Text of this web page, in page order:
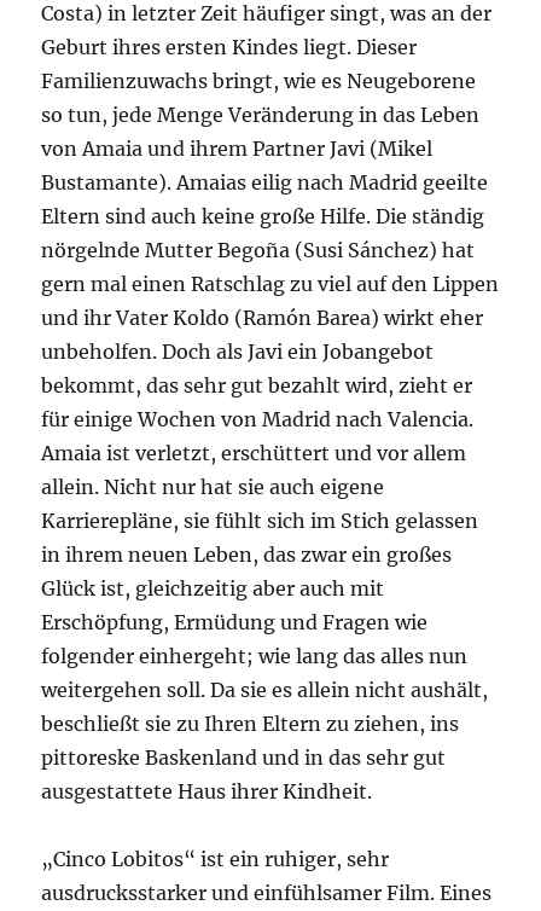
Costa) in letzter Zeit häufiger singt, was an der
Geburt ihres ersten Kindes liegt. Dieser
Familienzuwachs bringt, wie es Neugeborene
so tun, jede Menge Veränderung in das Leben
von Amaia und ihrem Partner Javi (Mikel
Bustamante). Amaias eilig nach Madrid geeilte
Eltern sind auch keine große Hilfe. Die ständig
nörgelnde Mutter Begoña (Susi Sánchez) hat
gern mal einen Ratschlag zu viel auf den Lippen
und ihr Vater Koldo (Ramón Barea) wirkt eher
unbeholfen. Doch als Javi ein Jobangebot
bekommt, das sehr gut bezahlt wird, zieht er
für einige Wochen von Madrid nach Valencia.
Amaia ist verletzt, erschüttert und vor allem
allein. Nicht nur hat sie auch eigene
Karrierepläne, sie fühlt sich im Stich gelassen
in ihrem neuen Leben, das zwar ein großes
Glück ist, gleichzeitig aber auch mit
Erschöpfung, Ermüdung und Fragen wie
folgender einhergeht; wie lang das alles nun
weitergehen soll. Da sie es allein nicht aushält,
beschließt sie zu Ihren Eltern zu ziehen, ins
pittoreske Baskenland und in das sehr gut
ausgestattete Haus ihrer Kindheit.
„Cinco Lobitos“ ist ein ruhiger, sehr
ausdrucksstarker und einfühlsamer Film. Eines